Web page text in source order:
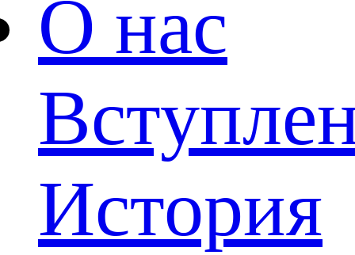
О нас
История